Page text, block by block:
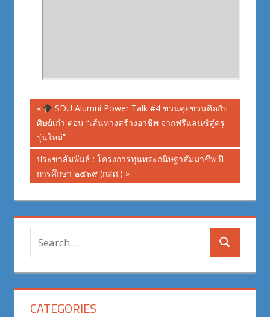
Post
navigation
Previous
Post:
SDU Alumni Power Talk #4 ชวนคุยชวนคิดกับ
ศิษย์เก่า ตอน “เส้นทางสร้างอาชีพ จากฟรีแลนซ์สู่ครู
รุ่นใหม่”
Next
Post:
ประชาสัมพันธ์ : โครงการทุนพระกนิษฐาสัมมาชีพ ปี
การศึกษา ๒๕๖๙ (กสศ.)
Search
for:
Search
CATEGORIES